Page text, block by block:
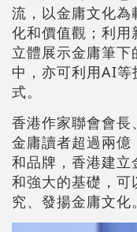
流，以金庸文化為
化和價值觀；利用
立體展示金庸筆
中，亦可利用AI
式。
香港作家聯會會長
金庸讀者超過兩億
和品牌，香港建立
和強大的基礎，
究、發揚金庸文化。